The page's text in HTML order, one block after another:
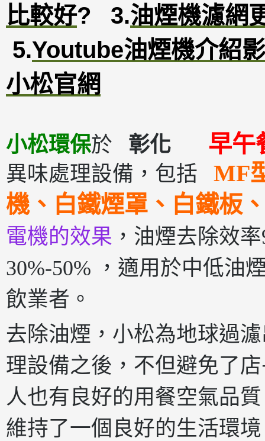
比較好? 3.油煙機濾網
5.Youtube油煙機介紹
小松官網
小松環保於 彰化 早
異味處理設備，包括 MF
機、白鐵煙罩、白鐵板
電機的效果 ，油煙去除效
30%-50% ，適用於中低油
飲業者。
去除油煙，小松為地球過
理設備之後，不但避免了
人也有良好的用餐空氣品
維持了一個良好的生活環